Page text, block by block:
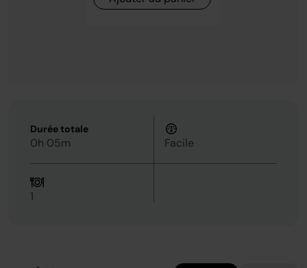
Durée totale
0h 05m Facile
1